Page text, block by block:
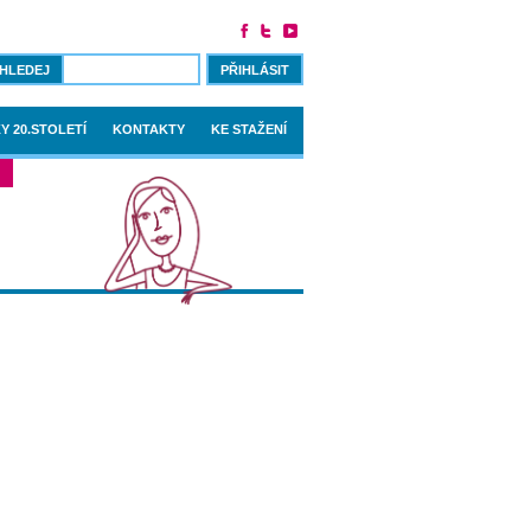
PŘIHLÁSIT
20.STOLETÍ KONTAKTY KE STAŽENÍ